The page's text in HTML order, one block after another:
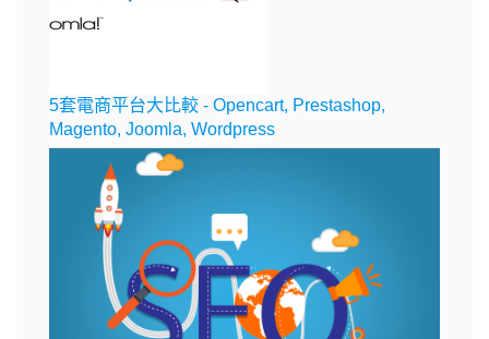
5套電商平台大比較 - Opencart, Prestashop,
Magento, Joomla, Wordpress